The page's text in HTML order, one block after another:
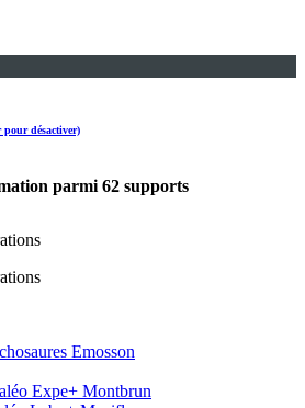
pour désactiver)
parmi 62 supports
Emosson
Expe+ Montbrun